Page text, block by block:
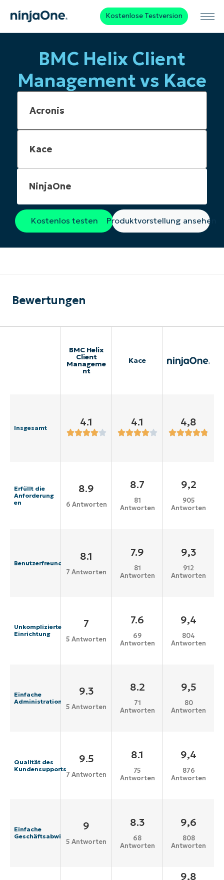
Kostenlose Testversion
BMC Helix Client
Management vs Kace
NinjaOne
Kostenlos testen Produktvorstellung ansehen
Bewertungen
BMC Helix
Client
Manageme
nt
Kace
Insgesamt 4.1 4.1 4,8
Erfüllt die
Anforderung
en
8.9
6 Antworten
8.7
81
Antworten
9,2
905
Antworten
Benutzerfreundlichkeit
8.1
7 Antworten
7.9
81
Antworten
9,3
912
Antworten
Unkomplizierte
Einrichtung
7
5 Antworten
7.6
69
Antworten
9,4
804
Antworten
Einfache
Administration
9.3
5 Antworten
8.2
71
Antworten
9,5
80
Antworten
Qualität des
Kundensupports
9.5
7 Antworten
8.1
75
Antworten
9,4
876
Antworten
Einfache
Geschäftsabwicklung
9
5 Antworten
8.3
68
Antworten
9,6
808
Antworten
9,8